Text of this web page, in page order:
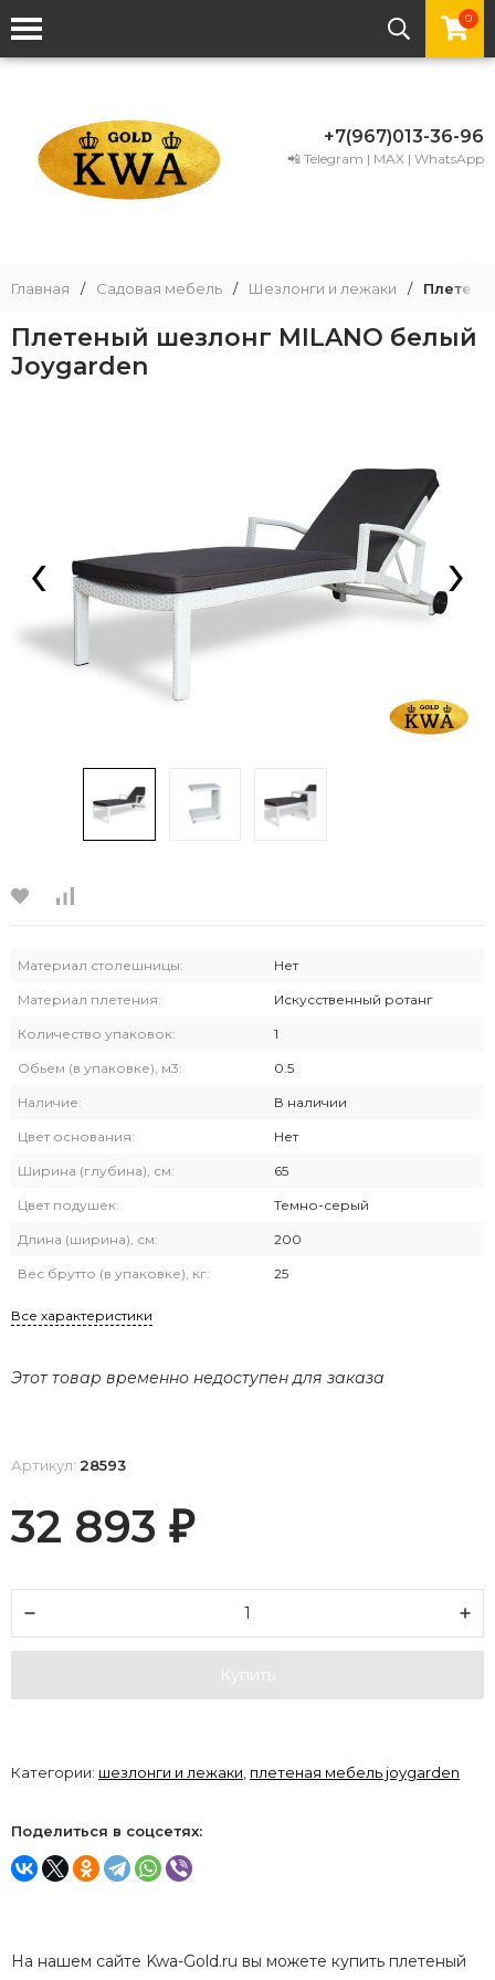
0
+7(967)013-36-96
📲 Telegram | MAX | WhatsApp
Главная / Садовая мебель / Шезлонги и лежаки /
Плетеный шезлонг MILANO белый
Joygarden
‹ ›
Материал столешницы: Нет
Материал плетения: Искусственный ротанг
Количество упаковок: 1
Обьем (в упаковке), м3: 0.5
Наличие: В наличии
Цвет основания: Нет
Ширина (глубина), см: 65
Цвет подушек: Темно-серый
Длина (ширина), см: 200
Вес брутто (в упаковке), кг: 25
Все характеристики
Этот товар временно недоступен для заказа
Артикул: 28593
32 893 ₽
Купить
Категории: шезлонги и лежаки, плетеная мебель joygarden
Поделиться в соцсетях:
На нашем сайте Kwa-Gold.ru вы можете купить плетеный